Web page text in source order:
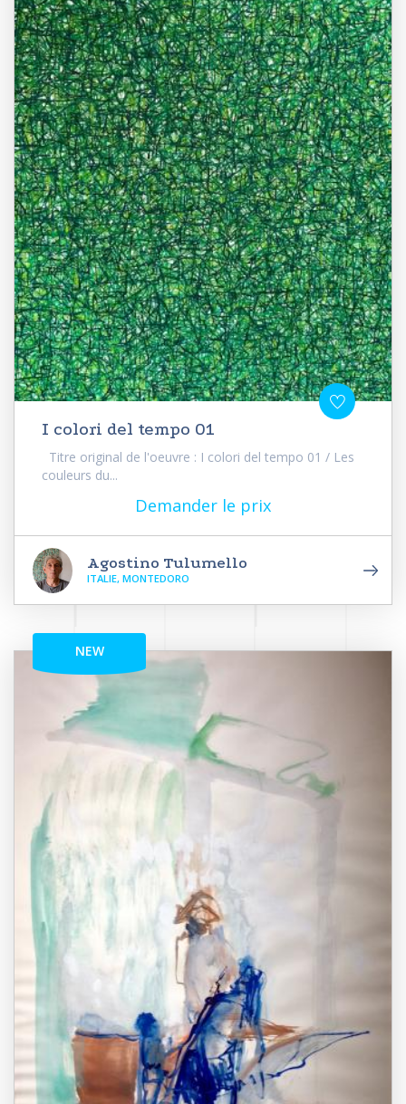
I colori del tempo 01
Titre original de l'oeuvre : I colori del tempo 01 / Les
couleurs du...
Demander le prix
Agostino Tulumello
ITALIE, MONTEDORO
NEW